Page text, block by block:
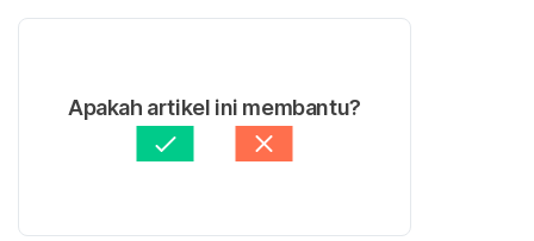
Apakah artikel ini membantu?